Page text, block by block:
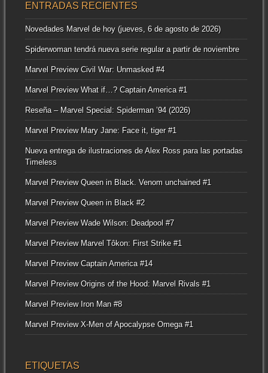
ENTRADAS RECIENTES
Novedades Marvel de hoy (jueves, 6 de agosto de 2026)
Spiderwoman tendrá nueva serie regular a partir de noviembre
Marvel Preview Civil War: Unmasked #4
Marvel Preview What if…? Captain America #1
Reseña – Marvel Special: Spiderman ’94 (2026)
Marvel Preview Mary Jane: Face it, tiger #1
Nueva entrega de ilustraciones de Alex Ross para las portadas
Timeless
Marvel Preview Queen in Black. Venom unchained #1
Marvel Preview Queen in Black #2
Marvel Preview Wade Wilson: Deadpool #7
Marvel Preview Marvel Tôkon: First Strike #1
Marvel Preview Captain America #14
Marvel Preview Origins of the Hood: Marvel Rivals #1
Marvel Preview Iron Man #8
Marvel Preview X-Men of Apocalypse Omega #1
ETIQUETAS